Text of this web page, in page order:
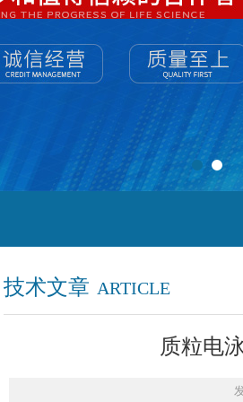
技术文章 ARTICLE
质粒电